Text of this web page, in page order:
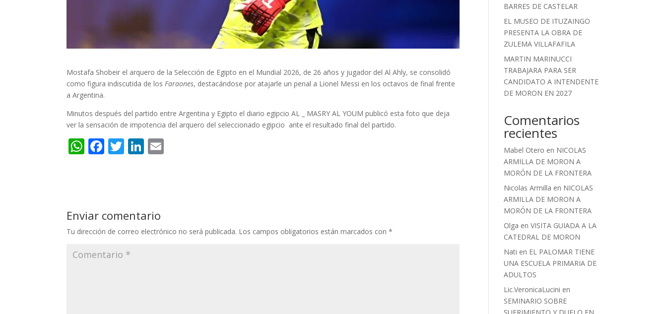
Mostafa Shobeir el arquero de la Selección de Egipto en el Mundial 2026, de 26 años y jugador delAl Ahly, se consolidó
como figura indiscutida de losFaraones, destacándose por atajarle un penal a Lionel Messi en los octavos de final frente
a Argentina.
Minutos después del partido entre Argentina y Egipto el diario egipcio AL _ MASRY AL YOUM publicó esta foto que deja
ver la sensación de impotencia del arquero del seleccionado egipcio ante el resultado final del partido.
W
A
p
p
F
o
o
k
T Li
dI
n
Enviar comentario
Tu dirección de correo electrónico no será publicada. Los campos obligatorios están marcados con*
BARRES DE CASTELAR
EL MUSEO DE ITUZAINGO
PRESENTA LA OBRA DE
ZULEMA VILLAFAFILA
MARTIN MARINUCCI
TRABAJARA PARA SER
CANDIDATO A INTENDENTE
DE MORON EN 2027
Comentarios
recientes
Mabel Otero en NICOLAS
ARMILLA DE MORON A
MORÓN DE LA FRONTERA
Nicolas Armilla en NICOLAS
ARMILLA DE MORON A
MORÓN DE LA FRONTERA
Olga enVISITA GUIADA A LA
CATEDRAL DE MORON
Nati en EL PALOMAR TIENE
UNA ESCUELA PRIMARIA DE
ADULTOS
Lic.VeronicaLucini en
SEMINARIO SOBRE